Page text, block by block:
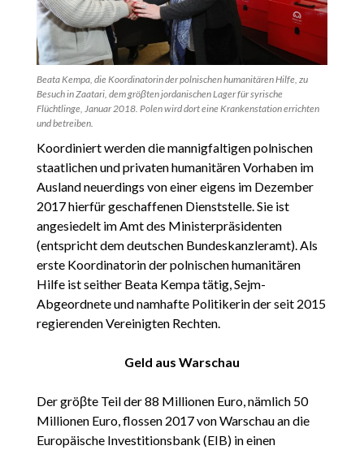
Beata Kempa, die Koordinatorin der polnischen humanitären Hilfe, zu
Besuch in Zaatari, dem gröβten jordanischen Lager für syrische
Flüchtlinge, Januar 2018. Polen wird dort eine Krankenstation errichten
und betreiben.
Koordiniert werden die mannigfaltigen polnischen
staatlichen und privaten humanitären Vorhaben im
Ausland neuerdings von einer eigens im Dezember
2017 hierfür geschaffenen Dienststelle. Sie ist
angesiedelt im Amt des Ministerpräsidenten
(entspricht dem deutschen Bundeskanzleramt). Als
erste Koordinatorin der polnischen humanitären
Hilfe ist seither Beata Kempa tätig, Sejm-
Abgeordnete und namhafte Politikerin der seit 2015
regierenden Vereinigten Rechten.
Geld aus Warschau
Der gröβte Teil der 88 Millionen Euro, nämlich 50
Millionen Euro, flossen 2017 von Warschau an die
Europäische Investitionsbank (EIB) in einen